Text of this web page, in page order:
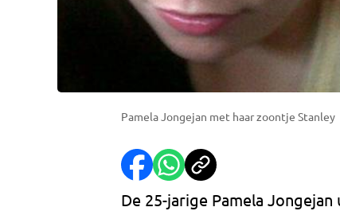
Pamela Jongejan met haar zoontje Stanley
De 25-jarige Pamela